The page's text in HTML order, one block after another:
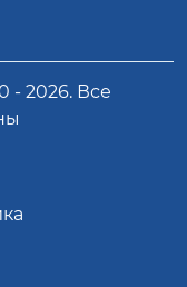
- 2026. Все